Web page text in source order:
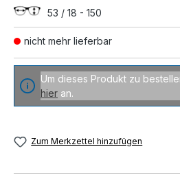
nicht mehr lieferbar
53 / 18 - 150
Um dieses Produkt zu
hier an.
Zum Merkzettel hinzufügen